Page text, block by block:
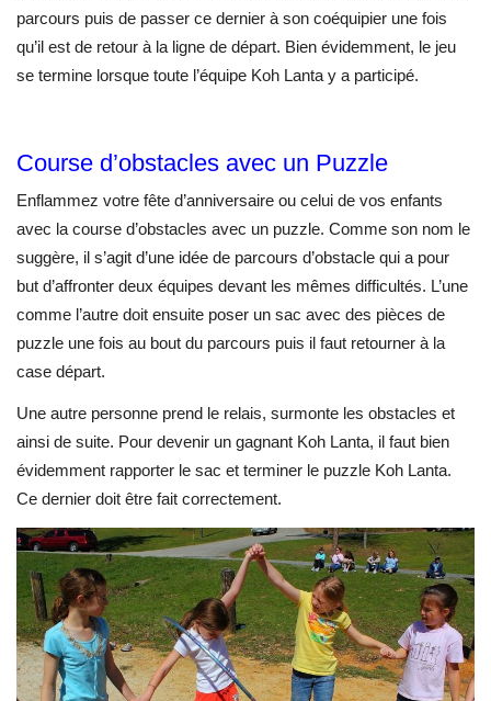
parcours puis de passer ce dernier à son coéquipier une fois
qu’il est de retour à la ligne de départ. Bien évidemment, le jeu
se termine lorsque toute l’équipe Koh Lanta y a participé.
Course d’obstacles avec un Puzzle
Enflammez votre fête d’anniversaire ou celui de vos enfants
avec la course d’obstacles avec un puzzle. Comme son nom le
suggère, il s’agit d’une idée de parcours d’obstacle qui a pour
but d’affronter deux équipes devant les mêmes difficultés. L’une
comme l’autre doit ensuite poser un sac avec des pièces de
puzzle une fois au bout du parcours puis il faut retourner à la
case départ.
Une autre personne prend le relais, surmonte les obstacles et
ainsi de suite. Pour devenir un gagnant Koh Lanta, il faut bien
évidemment rapporter le sac et terminer le puzzle Koh Lanta.
Ce dernier doit être fait correctement.